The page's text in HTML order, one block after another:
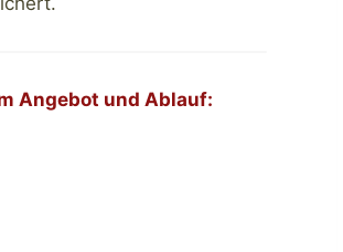
Angebot und Ablauf: